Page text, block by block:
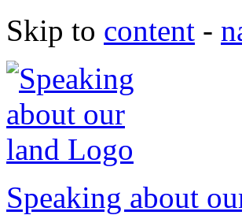
Skip to content -
Speaking about